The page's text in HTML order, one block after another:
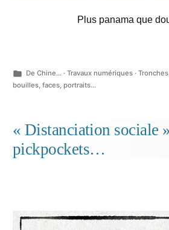
Plus panama que
Publié
dans
De Chine... · Travaux numériques· Tronches,
bouilles, faces, portraits...
« Distanciation sociale
pickpockets…